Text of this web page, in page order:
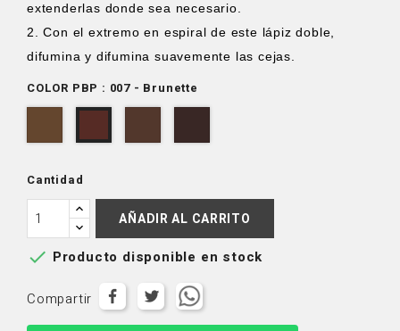
extenderlas donde sea necesario.
2. Con el extremo en espiral de este lápiz doble,
difumina y difumina suavemente las cejas.
COLOR PBP : 007 - Brunette
-
Brown
-
-
-
Cantidad
AÑADIR AL CARRITO
 Producto disponible en stock
Compartir